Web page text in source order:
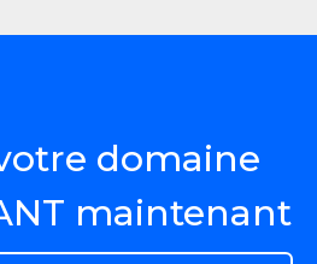
domaine
maintenant